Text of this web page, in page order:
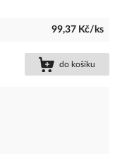
99,37 Kč/ks
do košíku